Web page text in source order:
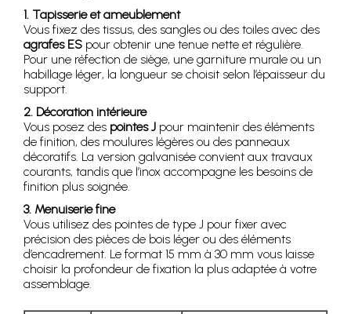
1. Tapisserie et ameublement
Vous fixez des tissus, des sangles ou des toiles avec des
agrafes ES pour obtenir une tenue nette et régulière.
Pour une réfection de siège, une garniture murale ou un
habillage léger, la longueur se choisit selon l’épaisseur du
support.
2. Décoration intérieure
Vous posez des pointes J pour maintenir des éléments
de finition, des moulures légères ou des panneaux
décoratifs. La version galvanisée convient aux travaux
courants, tandis que l’inox accompagne les besoins de
finition plus soignée.
3. Menuiserie fine
Vous utilisez des pointes de type J pour fixer avec
précision des pièces de bois léger ou des éléments
d’encadrement. Le format 15 mm à 30 mm vous laisse
choisir la profondeur de fixation la plus adaptée à votre
assemblage.